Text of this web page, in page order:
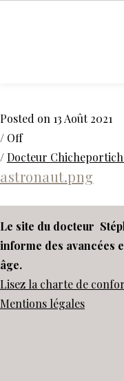
Posted on 13 Août 2021
/ Off
/Docteur
astronaut.png
Le site du docteur
informe des avancées
âge.
Lisez la charte de
Mentions légales